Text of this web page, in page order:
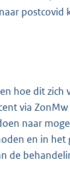
postcovid
hoe dit zich
via
naar
en in het
de